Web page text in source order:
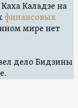
Каладзе на
финансовых
мире нет
дело Бидзины